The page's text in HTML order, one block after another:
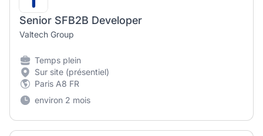
Senior SFB2B Developer
Valtech Group
Temps plein
Sur site (présentiel)
Paris A8 FR
environ 2 mois